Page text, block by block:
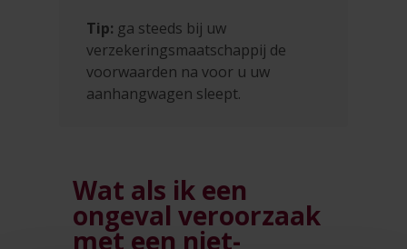
Tip: ga steeds bij uw
verzekeringsmaatschappij de
voorwaarden na voor u uw
aanhangwagen sleept.
Wat als ik een
ongeval veroorzaak
met een niet-